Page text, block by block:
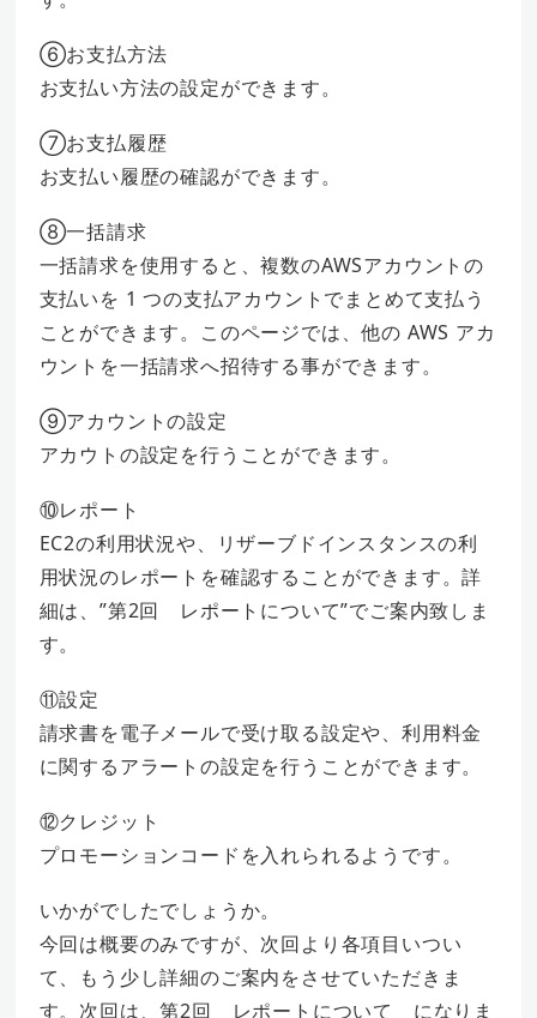
⑥お支払方法
お支払い方法の設定ができます。
⑦お支払履歴
お支払い履歴の確認ができます。
⑧一括請求
一括請求を使用すると、複数のAWSアカウントの
支払いを 1 つの支払アカウントでまとめて支払う
ことができます。このページでは、他の AWS アカ
ウントを一括請求へ招待する事ができます。
⑨アカウントの設定
アカウトの設定を行うことができます。
⑩レポート
EC2の利用状況や、リザーブドインスタンスの利
用状況のレポートを確認することができます。詳
細は、”第2回 レポートについて”でご案内致しま
す。
⑪設定
請求書を電子メールで受け取る設定や、利用料金
に関するアラートの設定を行うことができます。
⑫クレジット
プロモーションコードを入れられるようです。
いかがでしたでしょうか。
今回は概要のみですが、次回より各項目いつい
て、もう少し詳細のご案内をさせていただきま
す。次回は、第2回 レポートについて になりま